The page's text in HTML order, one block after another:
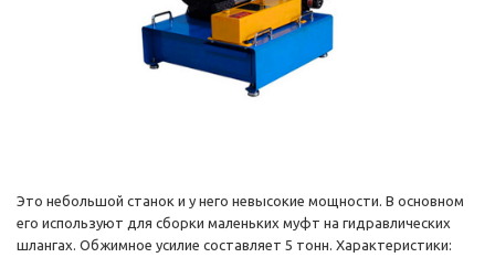
Это небольшой станок и у него невысокие мощности. В основном
его используют для сборки маленьких муфт на гидравлических
шлангах. Обжимное усилие составляет 5 тонн. Характеристики: